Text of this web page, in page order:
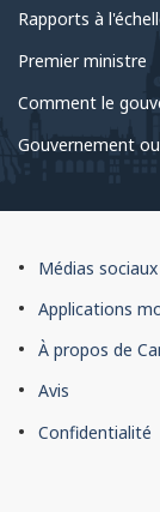
Rapports à
Premier ministre
Comment le
Gouvernement
À
propos
du
site
Médias sociaux
Applications
À propos de
Avis
Confidentialité